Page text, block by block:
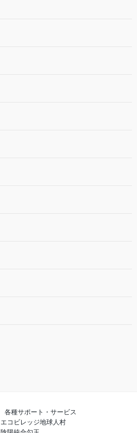
各種サポート・サービス
エコビレッジ地球人村